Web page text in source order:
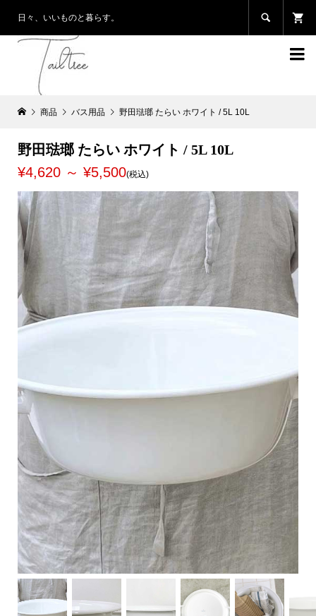
日々、いいものと暮らす。 

商品 バス用品 野田琺瑯 たらい ホワイト / 5L 10L
野田琺瑯 たらい ホワイト / 5L 10L
¥4,620 ～ ¥5,500(税込)